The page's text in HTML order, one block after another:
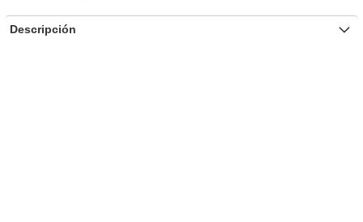
Descripción